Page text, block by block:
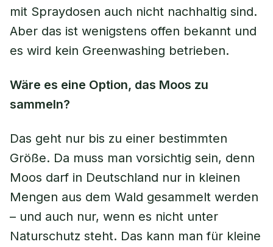
mit Spraydosen auch nicht nachhaltig sind.
Aber das ist wenigstens offen bekannt und
es wird kein Greenwashing betrieben.
Wäre es eine Option, das Moos zu
sammeln?
Das geht nur bis zu einer bestimmten
Größe. Da muss man vorsichtig sein, denn
Moos darf in Deutschland nur in kleinen
Mengen aus dem Wald gesammelt werden
– und auch nur, wenn es nicht unter
Naturschutz steht. Das kann man für kleine